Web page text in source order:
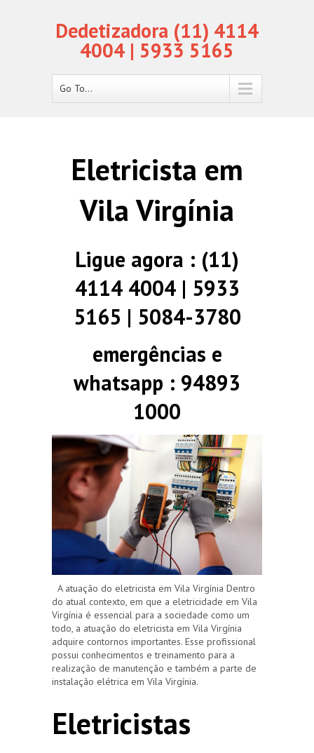
Dedetizadora (11) 4114
4004 | 5933 5165
Go To...
Eletricista em
Vila Virgínia
Ligue agora : (11)
4114 4004 | 5933
5165 | 5084-3780
emergências e
whatsapp : 94893
1000
A atuação do eletricista em Vila Virgínia Dentro
do atual contexto, em que a eletricidade em Vila
Virgínia é essencial para a sociedade como um
todo, a atuação do eletricista em Vila Virgínia
adquire contornos importantes. Esse profissional
possui conhecimentos e treinamento para a
realização de manutenção e também a parte de
instalação elétrica em Vila Virgínia.
Eletricistas